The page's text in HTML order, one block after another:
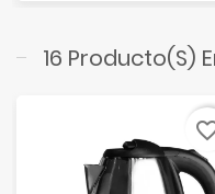
16 Producto(s)